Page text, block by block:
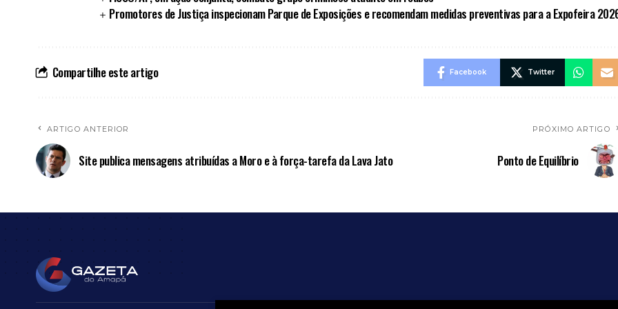
Promotores de Justiça inspecionam Parque de Exposições e recomendam medidas preventivas para a Expofeira
Compartilhe este artigo Facebook Twitter
ARTIGO ANTERIOR
Site publica mensagens atribuídas a Moro e à força-tarefa da Lava Jato
PRÓXIMO ARTIGO
Ponto de Equilíbrio